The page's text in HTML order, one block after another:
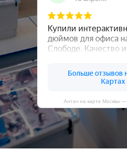
Антач на карте Москвы